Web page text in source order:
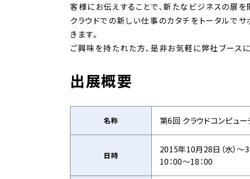
客様にお伝えすることで、新たなビジネスの扉を
クラウドでの新しい仕事のカタチをトータルで
きます。
ご興味を持たれた方、是非お気軽に弊社ブース
出展概要
名称 第6回 クラウドコンピュー
日時
2015年10月28日（水）～
10：00～18：00